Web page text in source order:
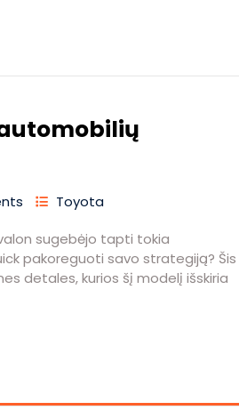
Toyota
sugebėjo tapti tokia
pakoreguoti savo strategiją? Šis
detales, kurios šį modelį išskiria